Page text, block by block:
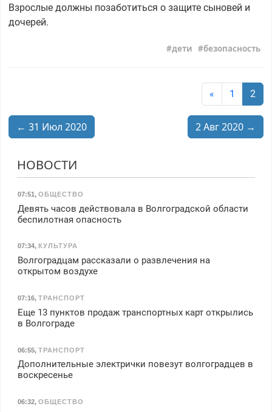
Взрослые должны позаботиться о защите сыновей и
дочерей.
дети безопасность
« 1 2
← 31 Июл 2020 2 Авг 2020 →
НОВОСТИ
07:51, ОБЩЕСТВО
Девять часов действовала в Волгоградской области
беспилотная опасность
07:34, КУЛЬТУРА
Волгоградцам рассказали о развлечения на
открытом воздухе
07:16, ТРАНСПОРТ
Еще 13 пунктов продаж транспортных карт открылись
в Волгограде
06:55, ТРАНСПОРТ
Дополнительные электрички повезут волгоградцев в
воскресенье
06:32, ОБЩЕСТВО